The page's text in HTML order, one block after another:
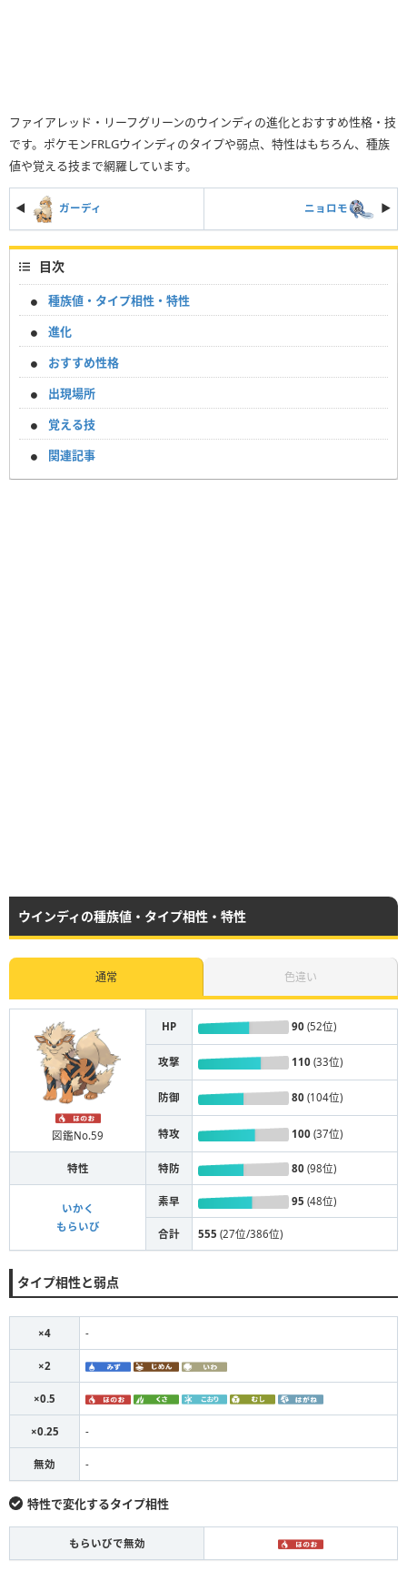
ファイアレッド・リーフグリーンのウインディの進化とおすすめ性格・技
です。ポケモンFRLGウインディのタイプや弱点、特性はもちろん、種族
値や覚える技まで網羅しています。
◀ ガーディ ニョロモ ▶︎
目次
種族値・タイプ相性・特性
進化
おすすめ性格
出現場所
覚える技
関連記事
ウインディの種族値・タイプ相性・特性
通常 色違い
図鑑No.59
HP 90 (52位)
攻撃 110 (33位)
防御 80 (104位)
特攻 100 (37位)
特性 特防 80 (98位)
いかく
もらいび
素早 95 (48位)
合計 555 (27位/386位)
タイプ相性と弱点
×4 -
×2
×0.5
×0.25 -
無効 -
特性で変化するタイプ相性
もらいびで無効